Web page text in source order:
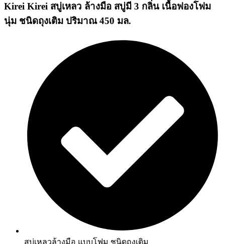
Kirei Kirei สบู่เหลว ล้างมือ สบู่มี 3 กลิ่น เนื้อฟองโฟม
นุ่ม ชนิดถุงเติม ปริมาณ 450 มล.
สบู่เหลวล้างมือ แบบโฟม ชนิดถุงเติม